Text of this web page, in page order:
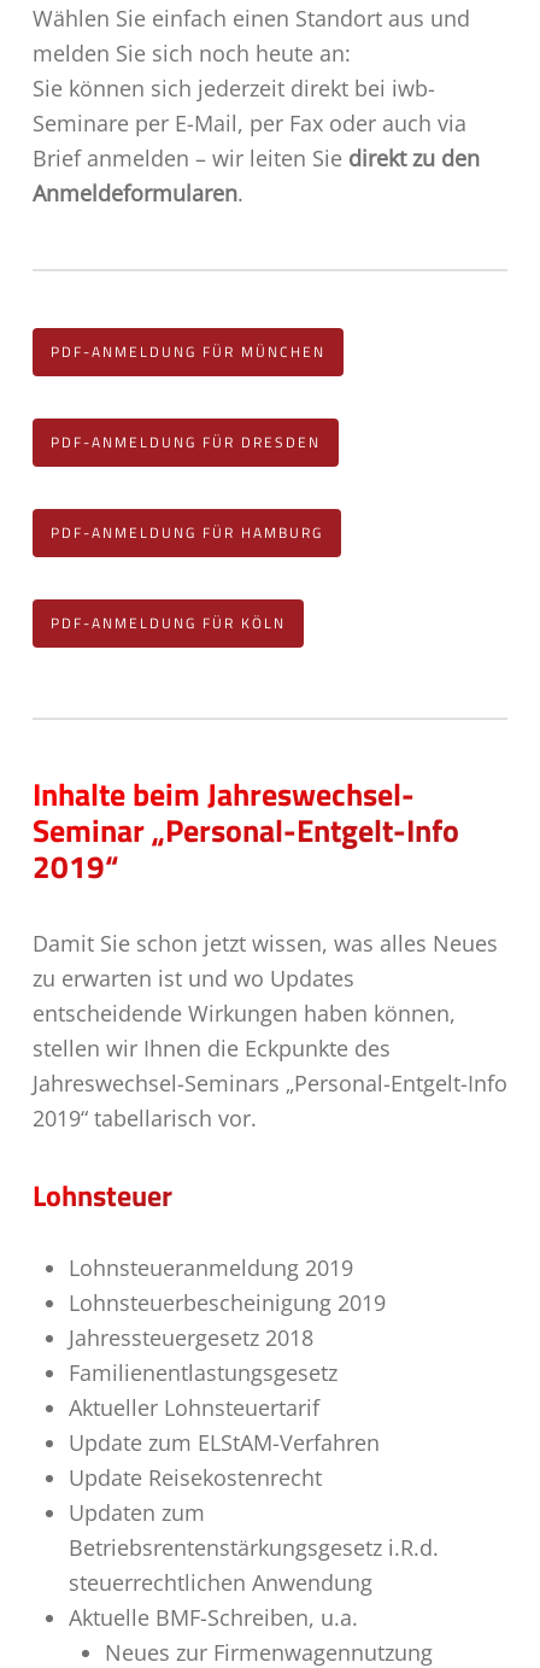
Wählen Sie einfach einen Standort aus und
melden Sie sich noch heute an:
Sie können sich jederzeit direkt bei iwb-
Seminare per E-Mail, per Fax oder auch via
Brief anmelden – wir leiten Sie direkt zu den
Anmeldeformularen.
PDF-ANMELDUNG FÜR MÜNCHEN
PDF-ANMELDUNG FÜR DRESDEN
PDF-ANMELDUNG FÜR HAMBURG
PDF-ANMELDUNG FÜR KÖLN
Inhalte beim Jahreswechsel-
Seminar „Personal-Entgelt-Info
2019“
Damit Sie schon jetzt wissen, was alles Neues
zu erwarten ist und wo Updates
entscheidende Wirkungen haben können,
stellen wir Ihnen die Eckpunkte des
Jahreswechsel-Seminars „Personal-Entgelt-Info
2019“ tabellarisch vor.
Lohnsteuer
Lohnsteueranmeldung 2019
Lohnsteuerbescheinigung 2019
Jahressteuergesetz 2018
Familienentlastungsgesetz
Aktueller Lohnsteuertarif
Update zum ELStAM-Verfahren
Update Reisekostenrecht
Updaten zum
Betriebsrentenstärkungsgesetz i.R.d.
steuerrechtlichen Anwendung
Aktuelle BMF-Schreiben, u.a.
Neues zur Firmenwagennutzung